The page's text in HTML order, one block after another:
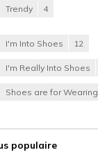
Trendy 4
I'm Into Shoes 12
I'm Really Into Shoes
Shoes are for Wearing
populaire